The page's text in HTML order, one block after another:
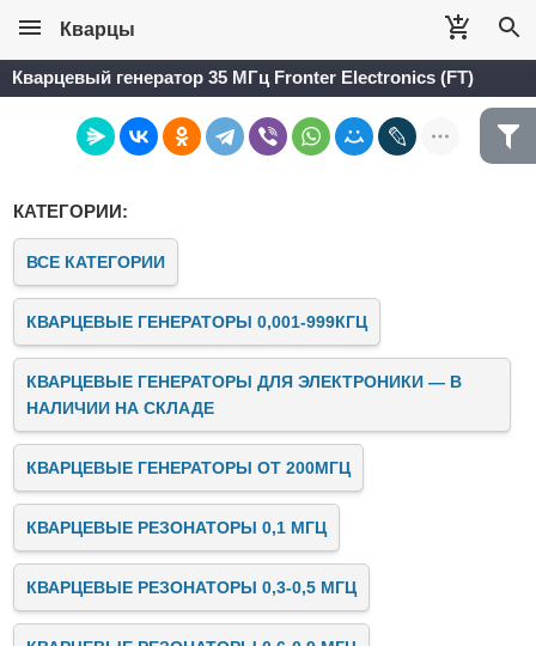
Кварцы
Кварцевый генератор 35 МГц Fronter Electronics (FT)
КАТЕГОРИИ:
ВСЕ КАТЕГОРИИ
КВАРЦЕВЫЕ ГЕНЕРАТОРЫ 0,001-999КГЦ
КВАРЦЕВЫЕ ГЕНЕРАТОРЫ ДЛЯ ЭЛЕКТРОНИКИ — В
НАЛИЧИИ НА СКЛАДЕ
КВАРЦЕВЫЕ ГЕНЕРАТОРЫ ОТ 200МГЦ
КВАРЦЕВЫЕ РЕЗОНАТОРЫ 0,1 МГЦ
КВАРЦЕВЫЕ РЕЗОНАТОРЫ 0,3-0,5 МГЦ